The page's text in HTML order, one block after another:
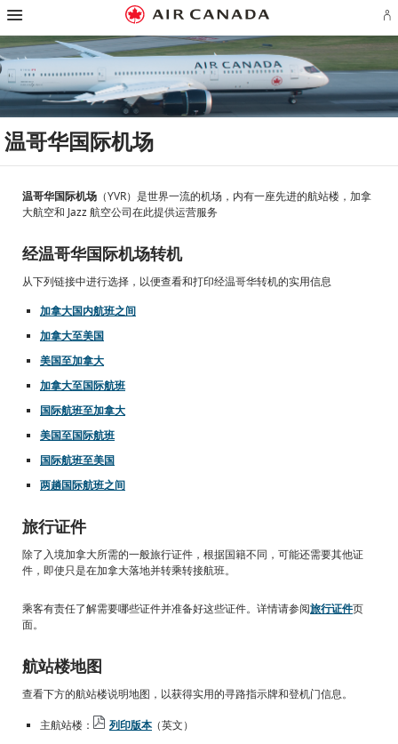
跳
主
页
跳
主
导
航
跳
内
容
跳
搜
索
栏
跳
页
脚
链
接
跳
网
页
指
南
跳
联
系
我
们
登
录
建
账
户
温哥华国际机场
温哥华国际机场 （YVR）是世界一流的机场，内有一座先进的航站楼，加拿
大航空和 Jazz 航空公司在此提供运营服务
经温哥华国际机场转机
从下列链接中进行选择，以便查看和打印经温哥华转机的实用信息
加拿大国内航班之间
加拿大至美国
美国至加拿大
加拿大至国际航班
国际航班至加拿大
美国至国际航班
国际航班至美国
两趟国际航班之间
旅行证件
除了入境加拿大所需的一般旅行证件，根据国籍不同，可能还需要其他证
件，即使只是在加拿大落地并转乘转接航班。
乘客有责任了解需要哪些证件并准备好这些证件。详情请参阅旅行证件页
面。
航站楼地图
查看下方的航站楼说明地图，以获得实用的寻路指示牌和登机门信息。
主航站楼： 列印版本（英文）